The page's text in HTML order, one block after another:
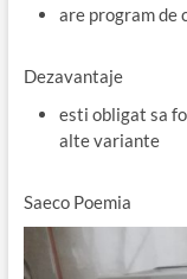
are program de
Dezavantaje
esti obligat sa
alte variante
Saeco Poemia